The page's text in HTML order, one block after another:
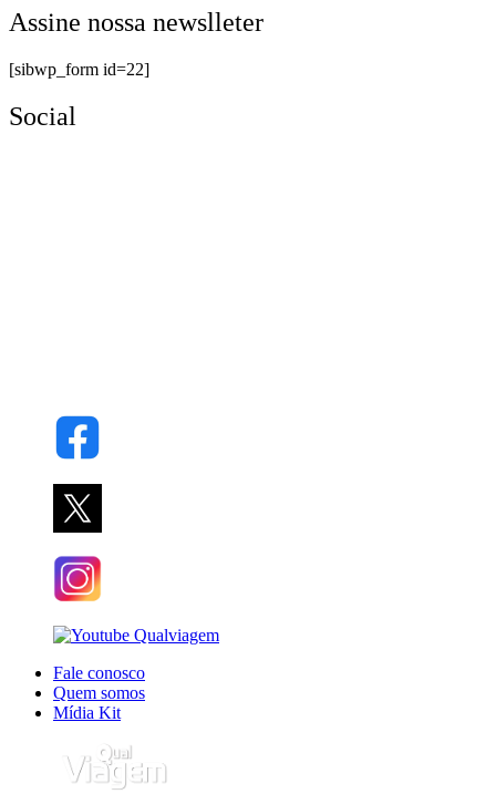
Assine nossa newslleter
[sibwp_form id=22]
Social
Fale conosco
Quem somos
Mídia Kit